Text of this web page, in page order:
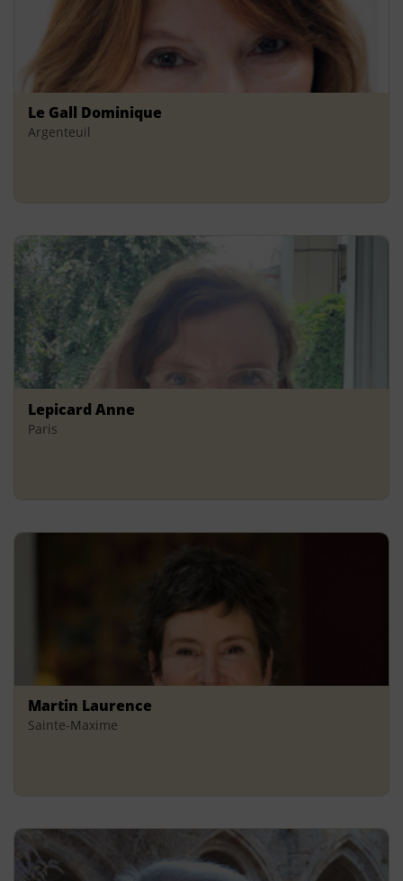
Le Gall Dominique
Argenteuil
Lepicard Anne
Paris
Martin Laurence
Sainte-Maxime